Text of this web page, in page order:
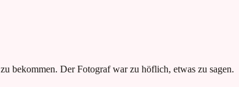
zu bekommen. Der Fotograf war zu höflich, etwas zu sagen.